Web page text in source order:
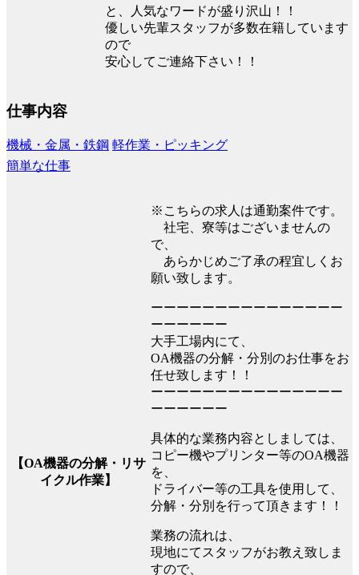
と、人気なワードが盛り沢山！！
優しい先輩スタッフが多数在籍しています
ので
安心してご連絡下さい！！
仕事内容
機械・金属・鉄鋼 軽作業・ピッキング
簡単な仕事
【OA機器の分解・リサ
イクル作業】
※こちらの求人は通勤案件です。
社宅、寮等はございませんの
で、
あらかじめご了承の程宜しくお
願い致します。
ーーーーーーーーーーーーーーー
ーーーーーー
大手工場内にて、
OA機器の分解・分別のお仕事をお
任せ致します！！
ーーーーーーーーーーーーーーー
ーーーーーー
具体的な業務内容としましては、
コピー機やプリンター等のOA機器
を、
ドライバー等の工具を使用して、
分解・分別を行って頂きます！！
業務の流れは、
現地にてスタッフがお教え致しま
すので、